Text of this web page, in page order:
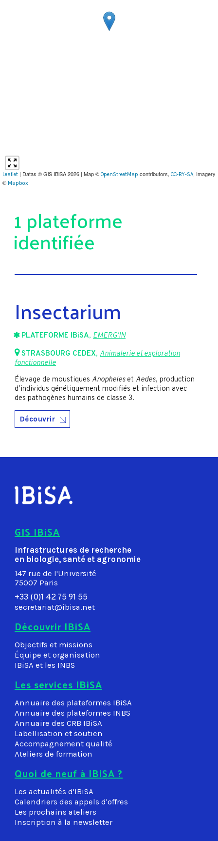
Leaflet | Datas © GiS IBiSA 2026 | Map © OpenStreetMap contributors, CC-BY-SA, Imagery
© Mapbox
1 plateforme
identifiée
Insectarium
PLATEFORME IBiSA, EMERG'IN
STRASBOURG CEDEX, Animalerie et exploration
fonctionnelle
Élevage de moustiques Anopheles et Aedes, production
d’individus génétiquement modifiés et infection avec
des pathogènes humains de classe 3.
Découvrir
GIS IBiSA
Infrastructures de recherche
en biologie, santé et agronomie
147 rue de l'Université
75007 Paris
+33 (0)1 42 75 91 55
secretariat@ibisa.net
Découvrir IBiSA
Objectifs et missions
Équipe et organisation
IBiSA et les INBS
Les services IBiSA
Annuaire des plateformes IBiSA
Annuaire des plateformes INBS
Annuaire des CRB IBiSA
Labellisation et soutien
Accompagnement qualité
Ateliers de formation
Quoi de neuf à IBiSA ?
Les actualités d'IBiSA
Calendriers des appels d'offres
Les prochains ateliers
Inscription à la newsletter